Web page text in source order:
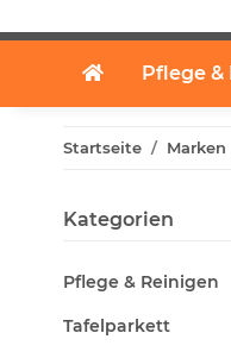
Pflege &
Startseite Marken
Kategorien
Pflege & Reinigen
Tafelparkett